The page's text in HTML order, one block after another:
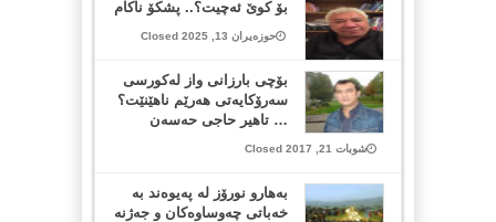
بۆ کوێ ئەچیت؟.. پشکۆ ناکام
حوزەیران 13, 2025 Closed
بۆچی بارزانی واز لەکورسی
سەرۆکایەتی هەرێم ناهێنێت؟
… تاهیر حاجی حەسەن
شوبات 21, 2017 Closed
بەهارو نورۆز لە پەیوەند بە
خەباتی چەوساوەکان و جەژنە